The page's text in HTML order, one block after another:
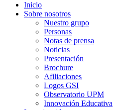
Inicio
Sobre nosotros
Nuestro grupo
Personas
Notas de prensa
Noticias
Presentación
Brochure
Afiliaciones
Logos GSI
Observatorio UPM
Innovación Educativa